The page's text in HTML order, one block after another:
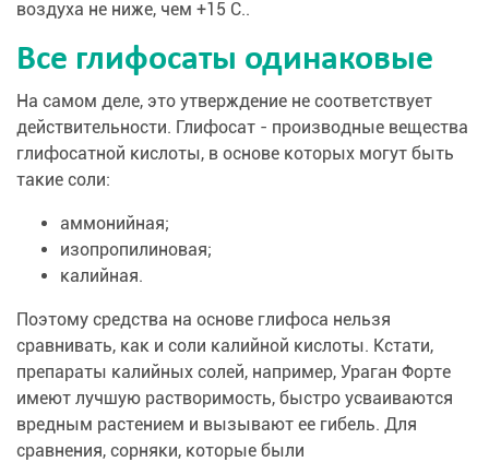
воздуха не ниже, чем +15 С..
Все глифосаты одинаковые
На самом деле, это утверждение не соответствует
действительности. Глифосат - производные вещества
глифосатной кислоты, в основе которых могут быть
такие соли:
аммонийная;
изопропилиновая;
калийная.
Поэтому средства на основе глифоса нельзя
сравнивать, как и соли калийной кислоты. Кстати,
препараты калийных солей, например, Ураган Форте
имеют лучшую растворимость, быстро усваиваются
вредным растением и вызывают ее гибель. Для
сравнения, сорняки, которые были